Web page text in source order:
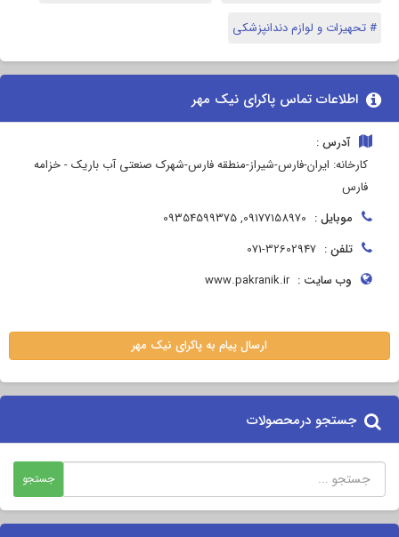
# تحهیزات و لوازم دندانپزشکی
اطلاعات تماس پاکرای نیک مهر
آدرس :
کارخانه: ایران-فارس-شیراز-منطقه فارس-شهرک صنعتی آب باریک - خزامه
فارس
موبایل : 09177158970, 09354599375
تلفن : 071-32602947
وب سایت : www.pakranik.ir
ارسال پیام به پاکرای نیک مهر
جستجو درمحصولات